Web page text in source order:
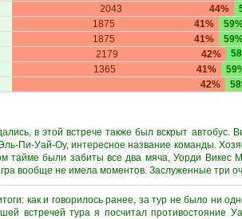
44%
2043
41%
1875
41%
1875
42%
2179
41%
1365
42%
в этой встрече также был вскрыт
Пи-Уай-Оу, интересное название команды.
тайме были забиты все два мяча, Уорди Викес
вообще не имела моментов. Заслуженные три
как и говорилось ранее, за тур не было ни
встречей тура я посчитал противостояние